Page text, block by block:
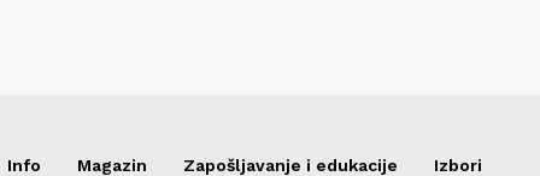
Info Magazin Zapošljavanje i edukacije Izbori